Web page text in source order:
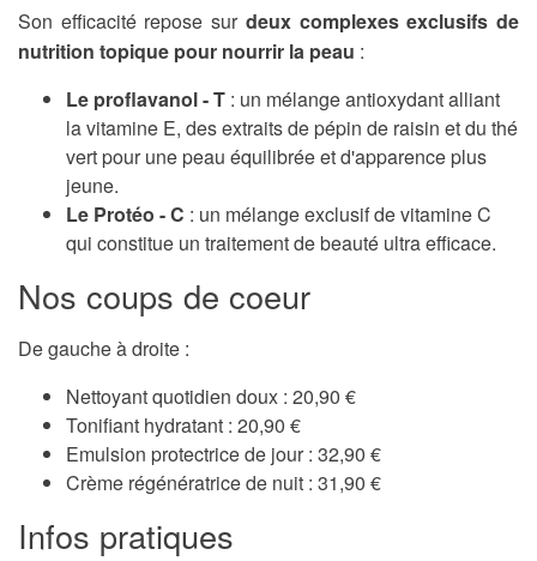
Son efficacité repose sur deux complexes exclusifs de
nutrition topique pour nourrir la peau :
Le proflavanol - T : un mélange antioxydant alliant
la vitamine E, des extraits de pépin de raisin et du thé
vert pour une peau équilibrée et d'apparence plus
jeune.
Le Protéo - C : un mélange exclusif de vitamine C
qui constitue un traitement de beauté ultra efficace.
Nos coups de coeur
De gauche à droite :
Nettoyant quotidien doux : 20,90 €
Tonifiant hydratant : 20,90 €
Emulsion protectrice de jour : 32,90 €
Crème régénératrice de nuit : 31,90 €
Infos pratiques